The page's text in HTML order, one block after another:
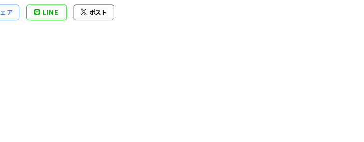
ア LINE ポスト